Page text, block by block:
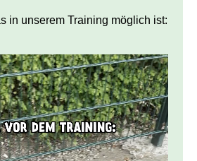
in unserem Training möglich ist: